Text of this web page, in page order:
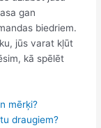
gan
biedriem.
jūs varat kļūt
kā spēlēt
mērķi?
draugiem?